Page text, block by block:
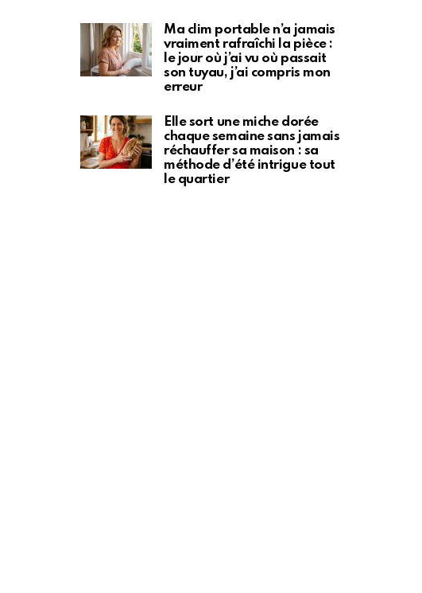
Ma clim portable n’a jamais
vraiment rafraîchi la pièce :
le jour où j’ai vu où passait
son tuyau, j’ai compris mon
erreur
Elle sort une miche dorée
chaque semaine sans jamais
réchauffer sa maison : sa
méthode d’été intrigue tout
le quartier